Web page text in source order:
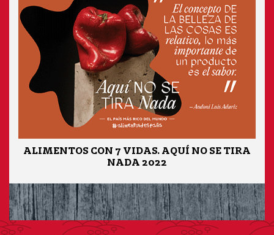
ALIMENTOS CON 7 VIDAS. AQUÍ NO SE TIRA
NADA 2022